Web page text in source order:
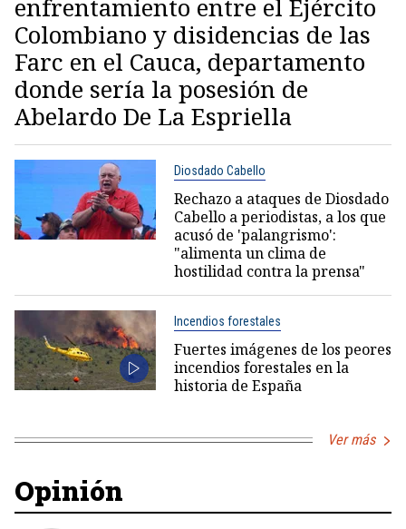
enfrentamiento entre el Ejército
Colombiano y disidencias de las
Farc en el Cauca, departamento
donde sería la posesión de
Abelardo De La Espriella
Diosdado Cabello
Rechazo a ataques de Diosdado
Cabello a periodistas, a los que
acusó de 'palangrismo':
"alimenta un clima de
hostilidad contra la prensa"
Incendios forestales
Fuertes imágenes de los peores
incendios forestales en la
historia de España
Ver más
Opinión